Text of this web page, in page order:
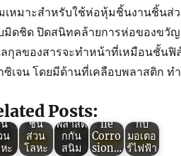
เหมาะสำหรับใช้ห่อหุ้มชิ้นงานชิ้นส่
มิดชิด ปิดสนิทคล้ายการห่อของขวัญ
ลกุลของสารจะทำหน้าที่เหมือนชั้นฟิ
ซิเจน โดยมีด้านที่เคลือบพลาสติก
Posts:
:
สติ
น
ม
น
น
ะ
Green
VCI :
ถุง
พลาสติ
สำหรับ
ชิ้น
ส่วน
โลหะ
Green
VCI :
ป้องกัน
ชิ้น
ส่วน
ด้วยถุง
พลาสติ
กกัน
สนิม
Green
VCI :
ถุง
พลาสติ
กกัน
(Volat
ile
Corro
sion…
Green
VCI :
ประโย
ชน์
การใช้
กับ
มอเตอ
ร์ไฟฟ้า